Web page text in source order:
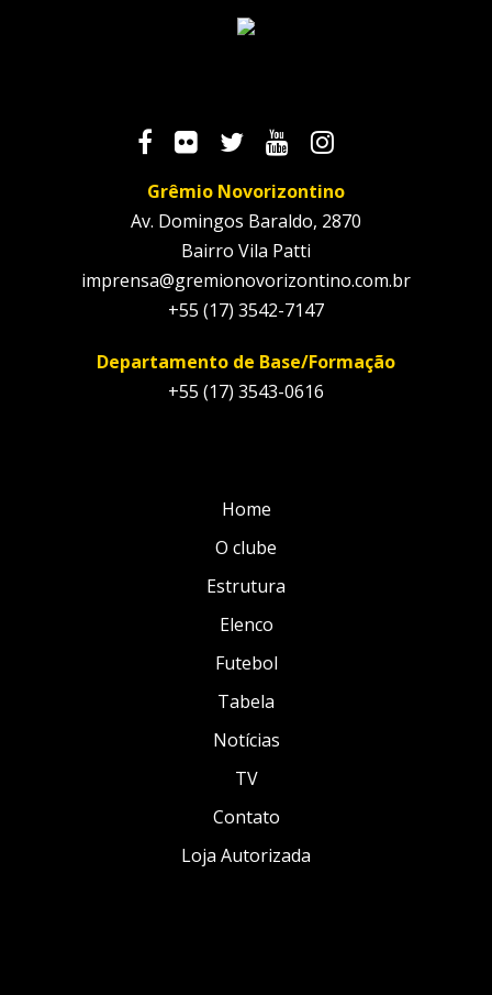
Grêmio Novorizontino
Av. Domingos Baraldo, 2870
Bairro Vila Patti
imprensa@gremionovorizontino.com.br
+55 (17) 3542-7147
Departamento de Base/Formação
+55 (17) 3543-0616
Home
O clube
Estrutura
Elenco
Futebol
Tabela
Notícias
TV
Contato
Loja Autorizada